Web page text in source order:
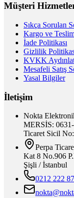
Müşteri
Sıkça Sorulan
Kargo ve
İade Politikası
Gizlilik
KVKK
Mesafeli Satış
Yasal Bilgiler
İletişim
Nokta
MERSİS:
Ticaret Sicil
Perpa
Kat 8 No.906
Şişli / İstanbul
0212 222